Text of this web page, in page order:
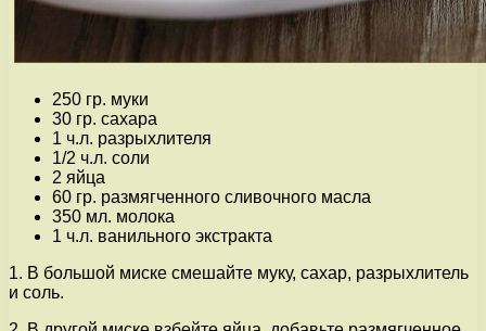
250 гр. муки
30 гр. сахара
1 ч.л. разрыхлителя
1/2 ч.л. соли
2 яйца
60 гр. размягченного сливочного масла
350 мл. молока
1 ч.л. ванильного экстракта
1. В большой миске смешайте муку, сахар, разрыхлитель
и соль.